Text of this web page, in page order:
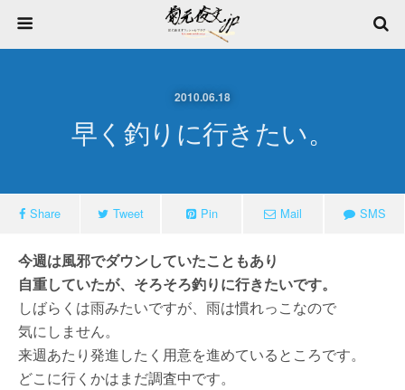
2010.06.18
早く釣りに行きたい。
Share Tweet Pin Mail SMS
今週は風邪でダウンしていたこともあり
自重していたが、そろそろ釣りに行きたいです。
しばらくは雨みたいですが、雨は慣れっこなので
気にしません。
来週あたり発進したく用意を進めているところです。
どこに行くかはまだ調査中です。